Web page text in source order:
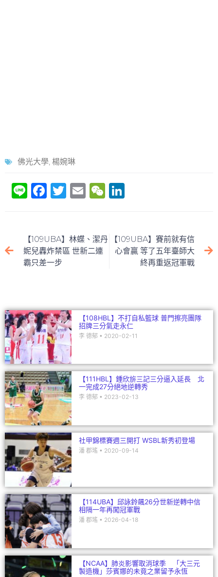
佛光大學 楊婉琳
Li F
e
b
o
T
er
E
l
W
h
at
e
dI
【109UBA】林蝶、潔丹
妮兒轟炸禁區 世新二連
霸只差一步
【109UBA】賽前就有信
心會贏 等了五年臺師大
終再重返冠軍戰
【108HBL】不打自私籃球 普門擦亮團隊
招牌三分氣走永仁
李 德郁 2020-02-11
【111HBL】鍾欣旂三記三分逼入延長 北
一完成27分絕地逆轉秀
李 德郁 2023-02-13
社甲錦標賽週三開打 WSBL新秀初登場
潘 郡瑤 2020-09-14
【114UBA】邱詠鈴飆26分世新逆轉中信
相隔一年再闖冠軍戰
潘 郡瑤 2026-04-18
【NCAA】肺炎影響取消球季 「大三元
製造機」莎賓娜的未竟之業留予永恆